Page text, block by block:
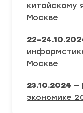
китайскому
Москве
Москве
23.10.2024 —
экономике